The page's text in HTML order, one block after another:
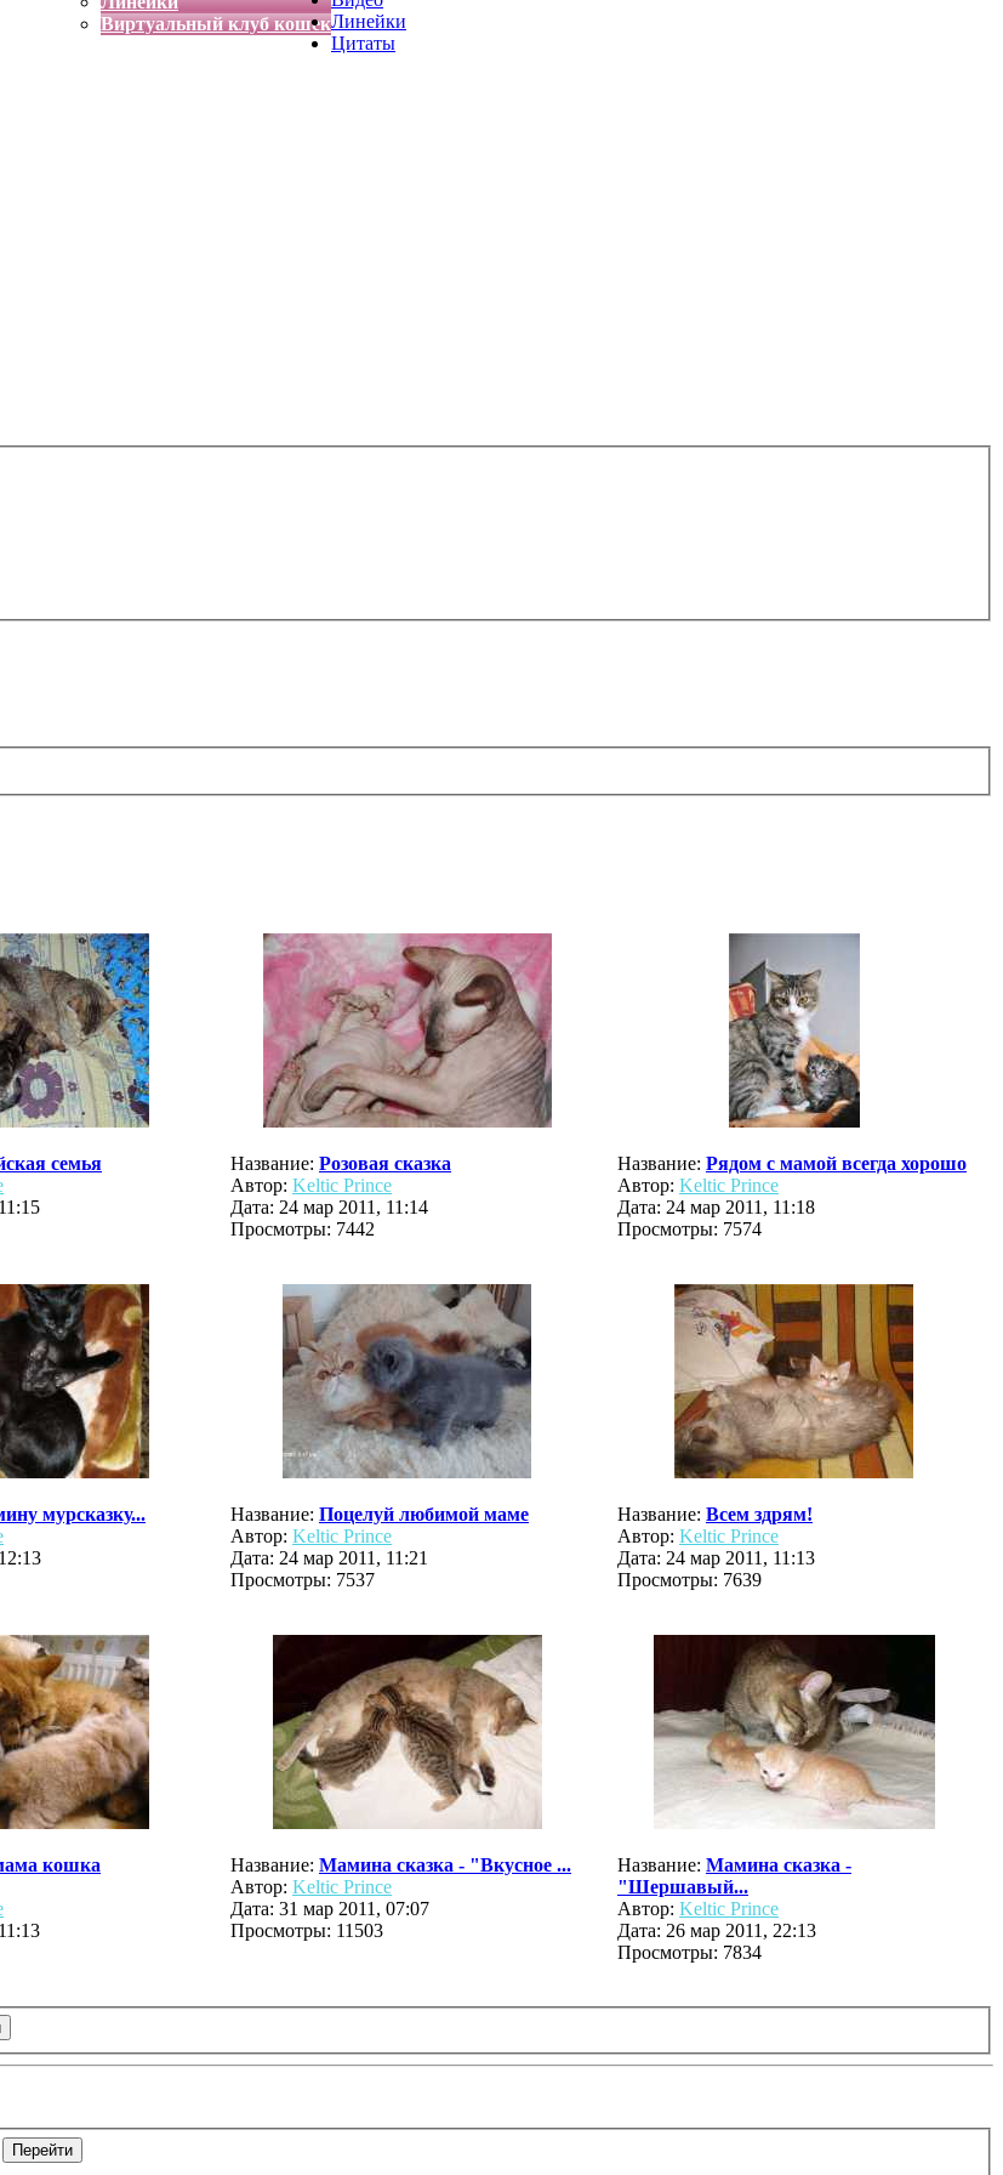
Виртуальный клуб кошекЛинейки
Цитаты
семья
Название: Розовая сказка
Автор: Keltic Prince
Дата: 24 мар 2011, 11:14
Просмотры: 7442
Название: Рядом с мамой всегда хорошо
Автор: Keltic Prince
Дата: 24 мар 2011, 11:18
Просмотры: 7574
мурсказку...
Название: Поцелуй любимой маме
Автор: Keltic Prince
Дата: 24 мар 2011, 11:21
Просмотры: 7537
Название: Всем здрям!
Автор: Keltic Prince
Дата: 24 мар 2011, 11:13
Просмотры: 7639
кошка
Название: Мамина сказка - "Вкусное ...
Автор: Keltic Prince
Дата: 31 мар 2011, 07:07
Просмотры: 11503
Название: Мамина сказка -
"Шершавый...
Автор: Keltic Prince
Дата: 26 мар 2011, 22:13
Просмотры: 7834